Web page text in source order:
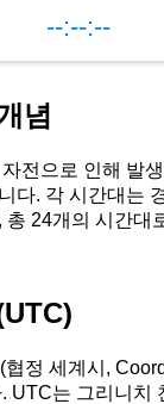
--:--:--
념
전으로 인해 발
다. 각 시간대는
총 24개의 시간대
정 세계시,
UTC는 그리니치